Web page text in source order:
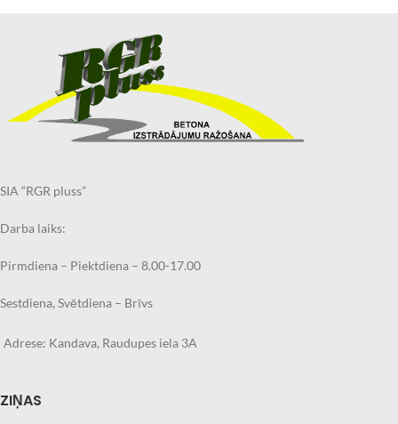
SIA “RGR pluss”
Darba laiks:
Pirmdiena – Piektdiena – 8.00-17.00
Sestdiena, Svētdiena – Brīvs
Adrese: Kandava, Raudupes iela 3A
ZIŅAS